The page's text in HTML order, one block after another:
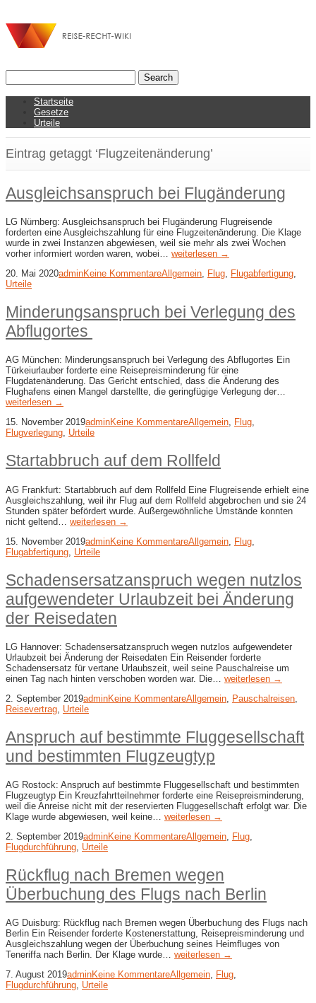
Startseite
Gesetze
Urteile
Eintrag getaggt ‘Flugzeitenänderung’
Ausgleichsanspruch bei Flugänderung
LG Nürnberg: Ausgleichsanspruch bei Flugänderung Flugreisende
forderten eine Ausgleichszahlung für eine Flugzeitenänderung. Die Klage
wurde in zwei Instanzen abgewiesen, weil sie mehr als zwei Wochen
vorher informiert worden waren, wobei… weiterlesen →
20. Mai 2020adminKeine KommentareAllgemein, Flug, Flugabfertigung,
Urteile
Minderungsanspruch bei Verlegung des
Abflugortes
AG München: Minderungsanspruch bei Verlegung des Abflugortes Ein
Türkeiurlauber forderte eine Reisepreisminderung für eine
Flugdatenänderung. Das Gericht entschied, dass die Änderung des
Flughafens einen Mangel darstellte, die geringfügige Verlegung der…
weiterlesen →
15. November 2019adminKeine KommentareAllgemein, Flug,
Flugverlegung, Urteile
Startabbruch auf dem Rollfeld
AG Frankfurt: Startabbruch auf dem Rollfeld Eine Flugreisende erhielt eine
Ausgleichszahlung, weil ihr Flug auf dem Rollfeld abgebrochen und sie 24
Stunden später befördert wurde. Außergewöhnliche Umstände konnten
nicht geltend… weiterlesen →
15. November 2019adminKeine KommentareAllgemein Flug
Flugabfertigung Urteile
Schadensersatzanspruch wegen nutzlos
aufgewendeter Urlaubzeit bei Änderung
der Reisedaten
LG Hannover: Schadensersatzanspruch wegen nutzlos aufgewendeter
Urlaubzeit bei Änderung der Reisedaten Ein Reisender forderte
Schadensersatz für vertane Urlaubszeit, weil seine Pauschalreise um
einen Tag nach hinten verschoben worden war. Die… weiterlesen →
2. September 2019adminKeine KommentareAllgemein Pauschalreisen
Reisevertrag Urteile
Anspruch auf bestimmte Fluggesellschaft
und bestimmten Flugzeugtyp
AG Rostock: Anspruch auf bestimmte Fluggesellschaft und bestimmten
Flugzeugtyp Ein Kreuzfahrtteilnehmer forderte eine Reisepreisminderung,
weil die Anreise nicht mit der reservierten Fluggesellschaft erfolgt war. Die
Klage wurde abgewiesen, weil keine… weiterlesen →
2. September 2019adminKeine KommentareAllgemein Flug
Flugdurchführung Urteile
Rückflug nach Bremen wegen
Überbuchung des Flugs nach Berlin
AG Duisburg: Rückflug nach Bremen wegen Überbuchung des Flugs nach
Berlin Ein Reisender forderte Kostenerstattung, Reisepreisminderung und
Ausgleichszahlung wegen der Überbuchung seines Heimfluges von
Teneriffa nach Berlin. Der Klage wurde… weiterlesen →
7. August 2019adminKeine KommentareAllgemein, Flug,
Flugdurchführung, Urteile